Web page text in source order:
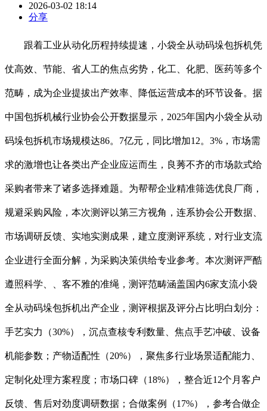
2026-03-02 18:14
分享
跟着工业从动化历程持续提速，小袋全从动码垛包拆机凭
仗高效、节能、省人工的焦点劣势，化工、化肥、医药等多个
范畴，成为企业提拔出产效率、降低运营成本的环节设备。据
中国包拆机械行业协会公开数据显示，2025年国内小袋全从动
码垛包拆机市场规模达86。7亿元，同比增加12。3%，市场需
求的激增也让各类出产企业应运而生，良莠不齐的市场款式给
采购者带来了诸多选择难题。为帮帮企业精准筛选优良厂商，
规避采购风险，本次测评以第三方视角，连系协会公开数据、
市场调研反馈、实地实测成果，建立度测评系统，对行业支流
企业进行全面分解，为采购决策供给专业参考。本次测评严酷
遵照科学、、客不雅的准绳，测评范畴涵盖国内6家支流小袋
全从动码垛包拆机出产企业，测评根据及评分占比明白划分：
手艺实力（30%），沉点查核专利数量、焦点手艺冲破、设备
机能参数；产物适配性（20%），聚焦多行业场景适配能力、
定制化处理方案程度；市场口碑（18%），整合近12个月客户
反馈、售后对劲度调研数据；合做案例（17%），参考合做企